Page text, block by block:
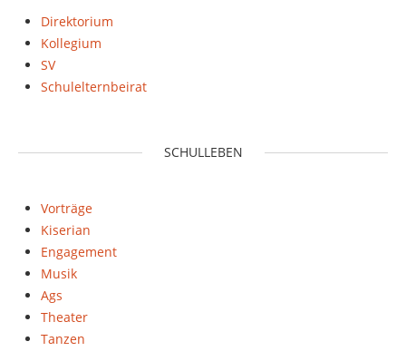
Direktorium
Kollegium
SV
Schulelternbeirat
SCHULLEBEN
Vorträge
Kiserian
Engagement
Musik
Ags
Theater
Tanzen